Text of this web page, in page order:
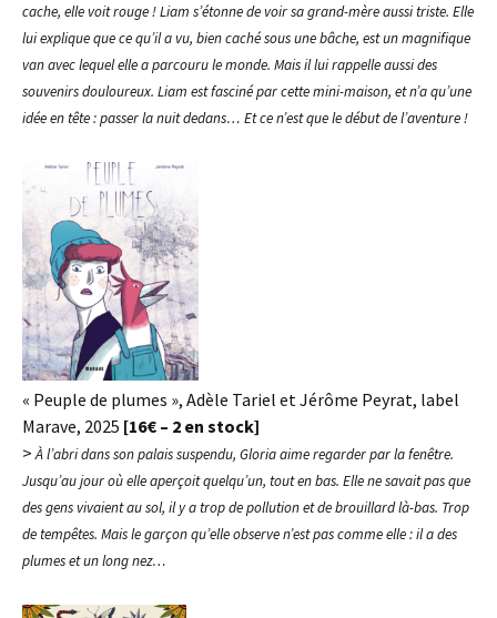
cache, elle voit rouge ! Liam s’étonne de voir sa grand-mère aussi triste. Elle
lui explique que ce qu’il a vu, bien caché sous une bâche, est un magnifique
van avec lequel elle a parcouru le monde. Mais il lui rappelle aussi des
souvenirs douloureux. Liam est fasciné par cette mini-maison, et n’a qu’une
idée en tête : passer la nuit dedans… Et ce n’est que le début de l’aventure !
« Peuple de plumes », Adèle Tariel et Jérôme Peyrat, label
Marave, 2025 [16€ – 2 en stock]
>À l’abri dans son palais suspendu, Gloria aime regarder par la fenêtre.
Jusqu’au jour où elle aperçoit quelqu’un, tout en bas. Elle ne savait pas que
des gens vivaient au sol, il y a trop de pollution et de brouillard là-bas. Trop
de tempêtes. Mais le garçon qu’elle observe n’est pas comme elle : il a des
plumes et un long nez…